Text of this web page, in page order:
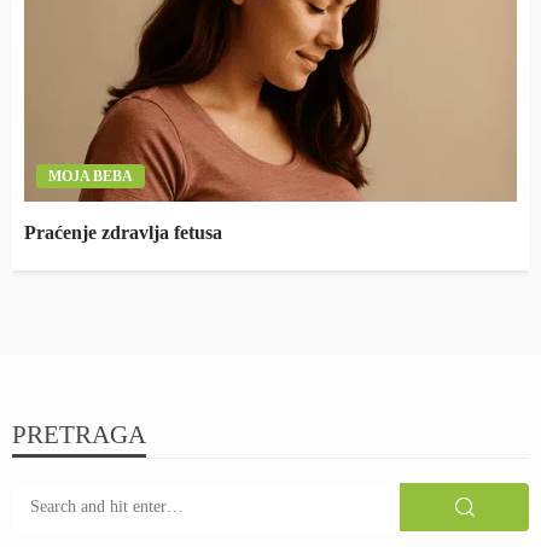
MOJA BEBA
Praćenje zdravlja fetusa
PRETRAGA